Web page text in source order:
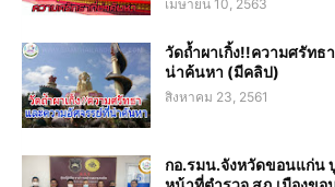
เมษายน 10, 2563
วัดถ้ำผาเกิ้ง!!ความศรัทธ
น่าค้นหา (มีคลิป)
สิงหาคม 23, 2561
กอ.รมน.จังหวัดขอนแก่น